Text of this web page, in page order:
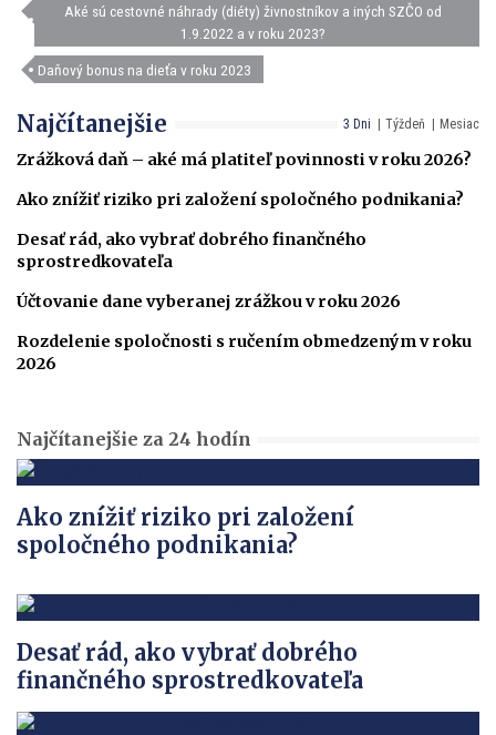
Aké sú cestovné náhrady (diéty) živnostníkov a iných SZČO od
1.9.2022 a v roku 2023?
Daňový bonus na dieťa v roku 2023
3 Dni Týždeň Mesiac
Najčítanejšie
Zrážková daň – aké má platiteľ povinnosti v roku 2026?
Ako znížiť riziko pri založení spoločného podnikania?
Desať rád, ako vybrať dobrého finančného
sprostredkovateľa
Účtovanie dane vyberanej zrážkou v roku 2026
Rozdelenie spoločnosti s ručením obmedzeným v roku
2026
Najčítanejšie za 24 hodín
Ako znížiť riziko pri založení
spoločného podnikania?
Desať rád, ako vybrať dobrého
finančného sprostredkovateľa